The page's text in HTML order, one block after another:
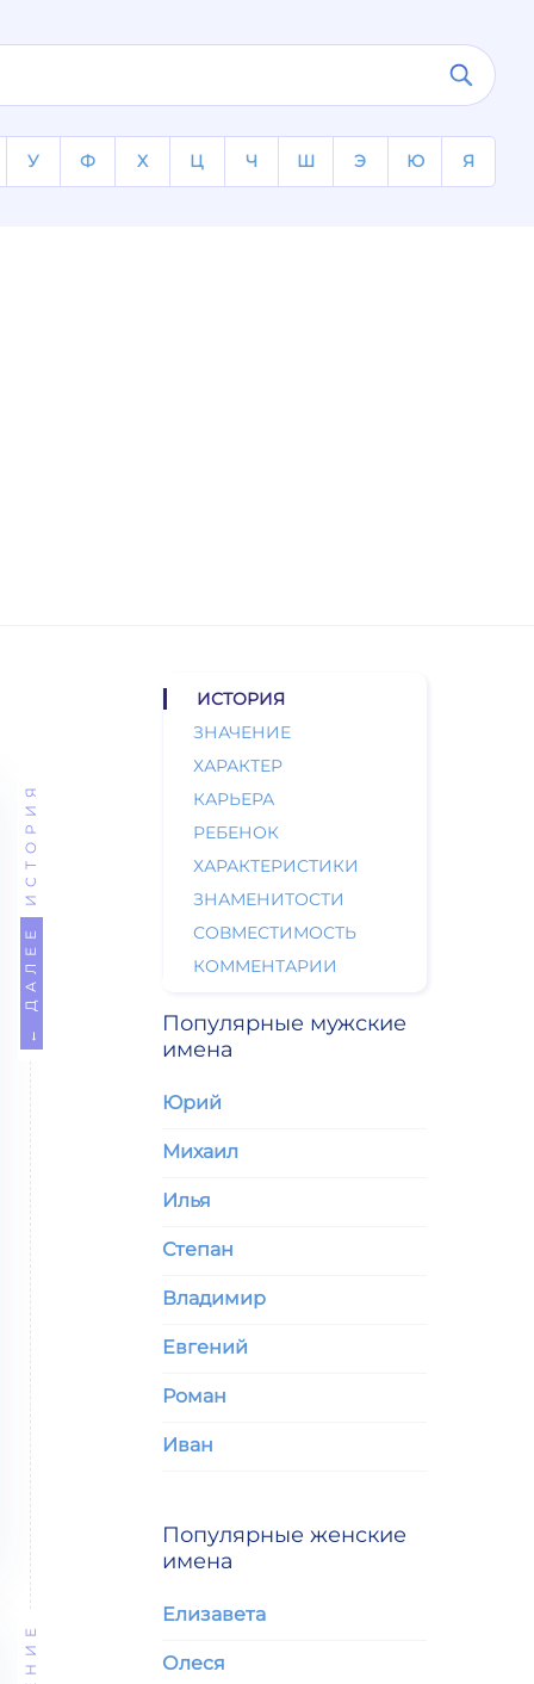
У Ф Х Ц Ч Ш Э Ю Я
← ДАЛЕЕ
ИСТОРИЯ
ИСТОРИЯ
ЗНАЧЕНИЕ
ХАРАКТЕР
КАРЬЕРА
РЕБЕНОК
ХАРАКТЕРИСТИКИ
ЗНАМЕНИТОСТИ
СОВМЕСТИМОСТЬ
КОММЕНТАРИИ
Популярные мужские
имена
Юрий
Михаил
Илья
Степан
Владимир
Евгений
Роман
Иван
Популярные женские
имена
Елизавета
Олеся